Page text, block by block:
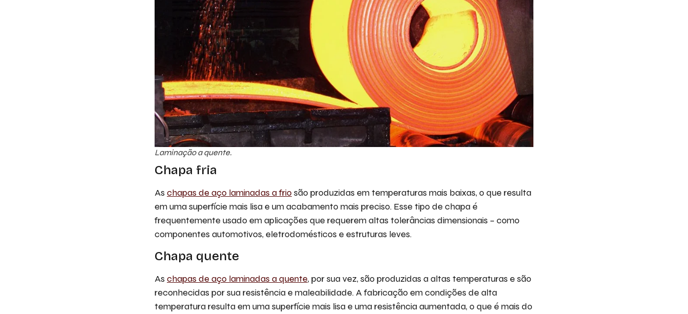
Laminação a quente.
Chapa fria
As chapas de aço laminadas a friosão produzidas em temperaturas mais baixas, o que resulta
em uma superfície mais lisa e um acabamento mais preciso. Esse tipo de chapa é
frequentemente usado em aplicações que requerem altas tolerâncias dimensionais – como
componentes automotivos, eletrodomésticos e estruturas leves.
Chapa quente
As chapas de aço laminadas a quente, por sua vez, são produzidas a altas temperaturas e são
reconhecidas por sua resistência e maleabilidade. A fabricação em condições de alta
temperatura resulta em uma superfície mais lisa e uma resistência aumentada, o que é mais do